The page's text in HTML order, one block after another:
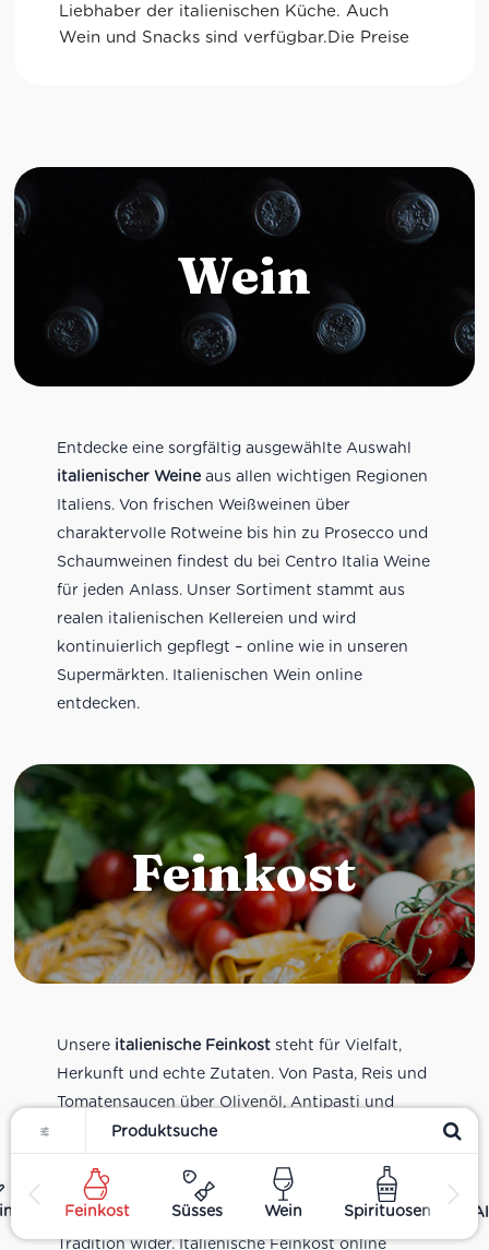
Feinkost Süsses Wein Spirituosen
glutenfreie Optionen.
Wein
Entdecke eine sorgfältig ausgewählte Auswahl
italienischer Weineaus allen wichtigen Regionen
Italiens. Von frischen Weißweinen über
charaktervolle Rotweine bis hin zu Prosecco und
Schaumweinen findest du bei Centro Italia Weine
für jeden Anlass. Unser Sortiment stammt aus
realen italienischen Kellereien und wird
kontinuierlich gepflegt – online wie in unseren
Supermärkten. Italienischen Wein online
entdecken.
Feinkost
Unsere italienische Feinkoststeht für Vielfalt,
Herkunft und echte Zutaten. Von Pasta, Reis und
Tomatensaucen über Olivenöl, Antipasti und
Pesto bis zu Balsamico und Spezialitäten aus
verschiedenen Regionen Italiens. Alle Produkte
sind Teil unseres realen Supermarkt-Sortiments
und spiegeln italienische Alltagsküche und
Tradition wider. Italienische Feinkost online